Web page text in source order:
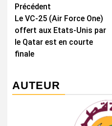
Navigation
d’article
Précédent
Le VC-25 (Air Force One)
offert aux Etats-Unis par
le Qatar est en courte
finale
AUTEUR